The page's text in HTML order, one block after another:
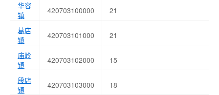
华容
镇
420703100000 21
葛店
镇
420703101000 21
庙岭
镇
420703102000 15
段店
镇
420703103000 18